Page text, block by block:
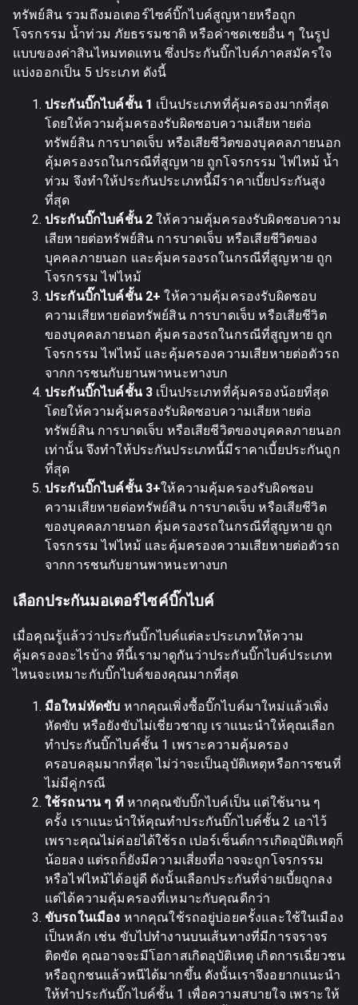
ทรัพย์สิน รวมถึงมอเตอร์ไซค์บิ๊กไบค์สูญหายหรือถูก
โจรกรรม น้ำท่วม ภัยธรรมชาติ หรือค่าชดเชยอื่น ๆ ในรูป
แบบของค่าสินไหมทดแทน ซึ่งประกันบิ๊กไบค์ภาคสมัครใจ
แบ่งออกเป็น 5 ประเภท ดังนี้
ประกันบิ๊กไบค์ชั้น 1 เป็นประเภทที่คุ้มครองมากที่สุด
โดยให้ความคุ้มครองรับผิดชอบความเสียหายต่อ
ทรัพย์สิน การบาดเจ็บ หรือเสียชีวิตของบุคคลภายนอก
คุ้มครองรถในกรณีที่สูญหาย ถูกโจรกรรม ไฟไหม้ น้ำ
ท่วม จึงทำให้ประกันประเภทนี้มีราคาเบี้ยประกันสูง
ที่สุด
ประกันบิ๊กไบค์ชั้น 2ให้ความคุ้มครองรับผิดชอบความ
เสียหายต่อทรัพย์สิน การบาดเจ็บ หรือเสียชีวิตของ
บุคคลภายนอก และคุ้มครองรถในกรณีที่สูญหาย ถูก
โจรกรรม ไฟไหม้
ประกันบิ๊กไบค์ชั้น 2+ให้ความคุ้มครองรับผิดชอบ
ความเสียหายต่อทรัพย์สิน การบาดเจ็บ หรือเสียชีวิต
ของบุคคลภายนอก คุ้มครองรถในกรณีที่สูญหาย ถูก
โจรกรรม ไฟไหม้ และคุ้มครองความเสียหายต่อตัวรถ
จากการชนกับยานพาหนะทางบก
ประกันบิ๊กไบค์ชั้น 3 เป็นประเภทที่คุ้มครองน้อยที่สุด
โดยให้ความคุ้มครองรับผิดชอบความเสียหายต่อ
ทรัพย์สิน การบาดเจ็บ หรือเสียชีวิตของบุคคลภายนอก
เท่านั้น จึงทำให้ประกันประเภทนี้มีราคาเบี้ยประกันถูก
ที่สุด
ประกันบิ๊กไบค์ชั้น 3+ให้ความคุ้มครองรับผิดชอบ
ความเสียหายต่อทรัพย์สิน การบาดเจ็บ หรือเสียชีวิต
ของบุคคลภายนอก คุ้มครองรถในกรณีที่สูญหาย ถูก
โจรกรรม ไฟไหม้ และคุ้มครองความเสียหายต่อตัวรถ
จากการชนกับยานพาหนะทางบก
เลือกประกันมอเตอร์ไซค์บิ๊กไบค์
เมื่อคุณรู้แล้วว่าประกันบิ๊กไบค์แต่ละประเภทให้ความ
คุ้มครองอะไรบ้าง ทีนี้เรามาดูกันว่าประกันบิ๊กไบค์ประเภท
ไหนจะเหมาะกับบิ๊กไบค์ของคุณมากที่สุด
มือใหม่หัดขับ หากคุณเพิ่งซื้อบิ๊กไบค์มาใหม่แล้วเพิ่ง
หัดขับ หรือยังขับไม่เชี่ยวชาญ เราแนะนำให้คุณเลือก
ทำประกันบิ๊กไบค์ชั้น 1 เพราะความคุ้มครอง
ครอบคลุมมากที่สุด ไม่ว่าจะเป็นอุบัติเหตุหรือการชนที่
ไม่มีคู่กรณี
ใช้รถนาน ๆ ที หากคุณขับบิ๊กไบค์เป็น แต่ใช้นาน ๆ
ครั้ง เราแนะนำให้คุณทำประกันบิ๊กไบค์ชั้น 2 เอาไว้
เพราะคุณไม่ค่อยได้ใช้รถ เปอร์เซ็นต์การเกิดอุบัติเหตุก็
น้อยลง แต่รถก็ยังมีความเสี่ยงที่อาจจะถูกโจรกรรม
หรือไฟไหม้ได้อยู่ดี ดังนั้นเลือกประกันที่จ่ายเบี้ยถูกลง
แต่ได้ความคุ้มครองที่เหมาะกับคุณดีกว่า
ขับรถในเมือง หากคุณใช้รถอยู่บ่อยครั้งและใช้ในเมือง
เป็นหลัก เช่น ขับไปทำงานบนเส้นทางที่มีการจราจร
ติดขัด คุณอาจจะมีโอกาสเกิดอุบัติเหตุ เกิดการเฉี่ยวชน
หรือถูกชนแล้วหนีได้มากขึ้น ดังนั้นเราจึงอยากแนะนำ
ให้ทำประกันบิ๊กไบค์ชั้น 1 เพื่อความสบายใจ เพราะให้